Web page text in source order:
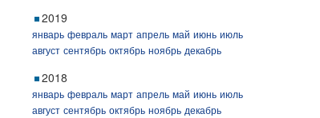
2019
январь февраль март апрель май июнь июль
август сентябрь октябрь ноябрь декабрь
2018
январь февраль март апрель май июнь июль
август сентябрь октябрь ноябрь декабрь